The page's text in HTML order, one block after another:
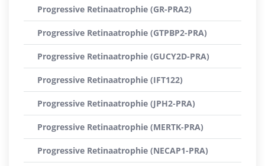
Progressive Retinaatrophie (GR-PRA2)
Progressive Retinaatrophie (GTPBP2-PRA)
Progressive Retinaatrophie (GUCY2D-PRA)
Progressive Retinaatrophie (IFT122)
Progressive Retinaatrophie (JPH2-PRA)
Progressive Retinaatrophie (MERTK-PRA)
Progressive Retinaatrophie (NECAP1-PRA)